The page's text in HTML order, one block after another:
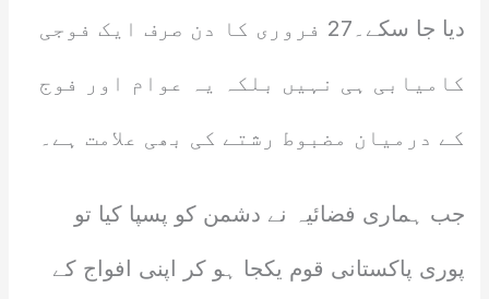
دیا جا سکے۔27 فروری کا دن صرف ایک فوجی
کامیابی ہی نہیں بلکہ یہ عوام اور فوج
کے درمیان مضبوط رشتے کی بھی علامت ہے۔
جب ہماری فضائیہ نے دشمن کو پسپا کیا تو
پوری پاکستانی قوم یکجا ہو کر اپنی افواج کے